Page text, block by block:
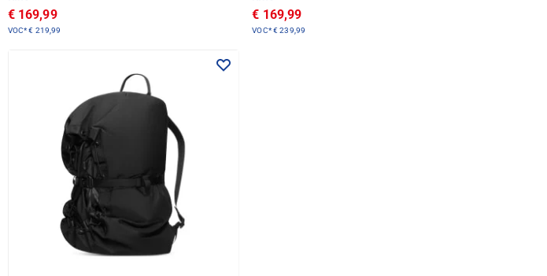
€ 169,99
VOC*€ 219,99
€ 169,99
VOC*€ 239,99